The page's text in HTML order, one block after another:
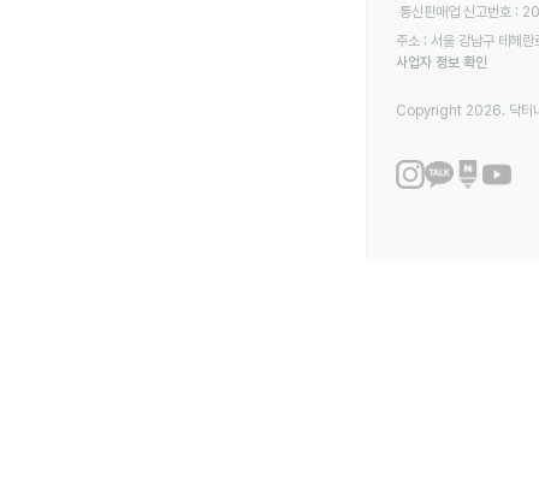
통신판매업 신고번호
주소 : 서울 강남구 테헤
사업자 정보 확인
Copyright 2026. 닥터